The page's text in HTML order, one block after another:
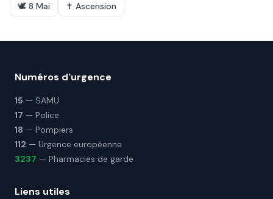
🕊️ 8 Mai ✝️ Ascension
Numéros d'urgence
15 — SAMU
17 — Police
18 — Pompiers
112 — Urgence européenne
3237 — Pharmacies de garde
Liens utiles